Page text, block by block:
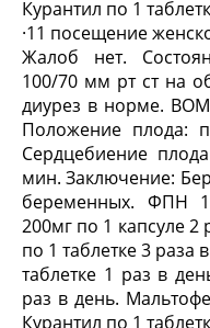
Курантил по 1
·11 посещение
Жалоб нет.
100/70 мм рт ст на
диурез в норме.
Положение плода:
Сердцебиение
мин. Заключение:
беременных. ФПН
200мг по 1 капсуле 2
по 1 таблетке 3 раза
таблетке 1 раз в
раз в день.
Курантил по 1